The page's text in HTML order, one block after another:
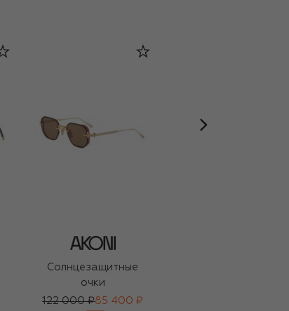
Солнцезащитные
очки
122 000 ₽85 400 ₽